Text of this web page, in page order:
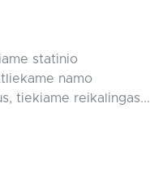
statinio
namo
tiekiame reikalingas...